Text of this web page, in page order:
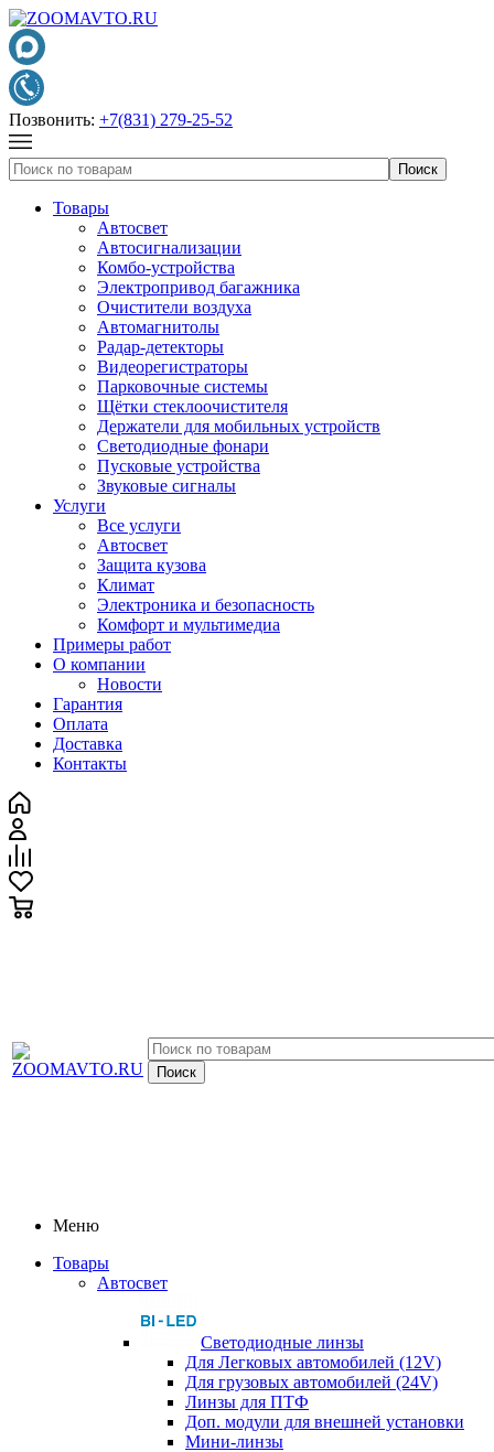
Позвонить: +7(831) 279-25-52
Товары
Автосвет
Автосигнализации
Комбо-устройства
Электропривод багажника
Очистители воздуха
Автомагнитолы
Радар-детекторы
Видеорегистраторы
Парковочные системы
Щётки стеклоочистителя
Держатели для мобильных устройств
Светодиодные фонари
Пусковые устройства
Звуковые сигналы
Услуги
Все услуги
Автосвет
Защита кузова
Климат
Электроника и безопасность
Комфорт и мультимедиа
Примеры работ
О компании
Новости
Гарантия
Оплата
Доставка
Контакты
Меню
Товары
Автосвет
Светодиодные линзы
Для Легковых автомобилей (12V)
Для грузовых автомобилей (24V)
Линзы для ПТФ
Доп. модули для внешней установки
Мини-линзы